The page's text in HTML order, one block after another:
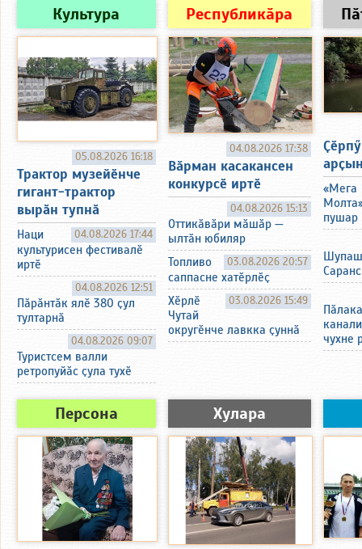
Культура
05.08.2026 16:18
Трактор музейӗнче
гигант-трактор
вырӑн тупнӑ
04.08.2026 17:44
Наци
культурисен фестивалӗ
иртӗ
04.08.2026 12:51
Пӑрӑнтӑк ялӗ 380 ҫул
тултарнӑ
04.08.2026 09:07
Туристсем валли
ретропуйӑс ҫула тухӗ
Республикӑра
04.08.2026 17:38
Вӑрман касакансен
конкурсӗ иртӗ
04.08.2026 15:13
Оттикӑвӑри мӑшӑр —
ылтӑн юбиляр
03.08.2026 20:57
Топливо
саппасне хатӗрлӗҫ
03.08.2026 15:49
Хӗрлӗ
Чутай
округӗнче лавкка ҫуннӑ
«Мега
пушар
чухне
Персона Хулара